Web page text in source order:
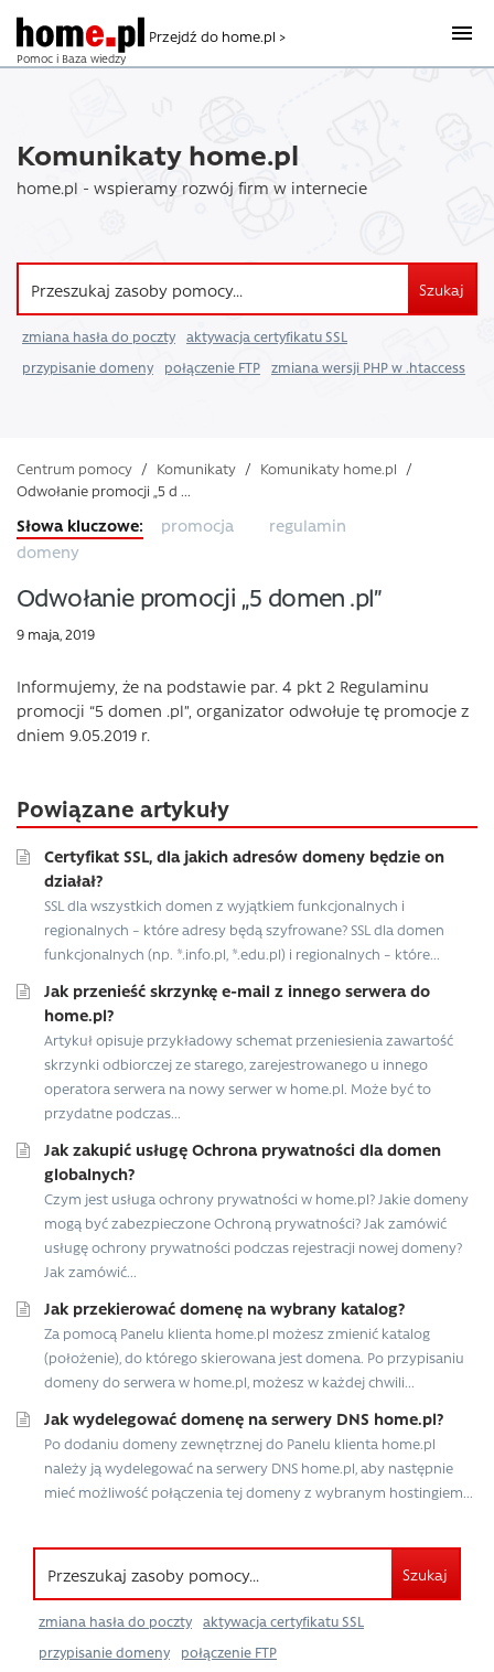
Pomoc i Baza wiedzy
Przejdź do home.pl >
Komunikaty home.pl
home.pl - wspieramy rozwój firm w internecie
Szukaj
zmiana hasła do poczty
aktywacja certyfikatu SSL
przypisanie domeny
połączenie FTP zmiana wersji PHP w .htaccess
Centrum pomocy / Komunikaty / Komunikaty home.pl /
Odwołanie promocji „5 d ...
promocja
regulamin
domeny
Odwołanie promocji „5 domen .pl”
9 maja, 2019
Informujemy, że na podstawie par. 4 pkt 2 Regulaminu
promocji “5 domen .pl”, organizator odwołuje tę promocje z
dniem 9.05.2019 r.
Powiązane artykuły
Certyfikat SSL, dla jakich adresów domeny będzie on
działał?
SSL dla wszystkich domen z wyjątkiem funkcjonalnych i
regionalnych – które adresy będą szyfrowane? SSL dla domen
funkcjonalnych (np. *.info.pl, *.edu.pl) i regionalnych – które...
Jak przenieść skrzynkę e-mail z innego serwera do
home.pl?
Artykuł opisuje przykładowy schemat przeniesienia zawartość
skrzynki odbiorczej ze starego, zarejestrowanego u innego
operatora serwera na nowy serwer w home.pl. Może być to
przydatne podczas...
Jak zakupić usługę Ochrona prywatności dla domen
globalnych?
Czym jest usługa ochrony prywatności w home.pl? Jakie domeny
mogą być zabezpieczone Ochroną prywatności? Jak zamówić
usługę ochrony prywatności podczas rejestracji nowej domeny?
Jak zamówić...
Jak przekierować domenę na wybrany katalog?
Za pomocą Panelu klienta home.pl możesz zmienić katalog
(położenie), do którego skierowana jest domena. Po przypisaniu
domeny do serwera w home.pl, możesz w każdej chwili...
Jak wydelegować domenę na serwery DNS home.pl?
Po dodaniu domeny zewnętrznej do Panelu klienta home.pl
należy ją wydelegować na serwery DNS home.pl, aby następnie
mieć możliwość połączenia tej domeny z wybranym hostingiem...
Szukaj
zmiana hasła do poczty
aktywacja certyfikatu SSL
przypisanie domeny
połączenie FTP